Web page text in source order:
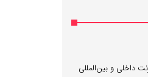
داخلی و بین‌المللی